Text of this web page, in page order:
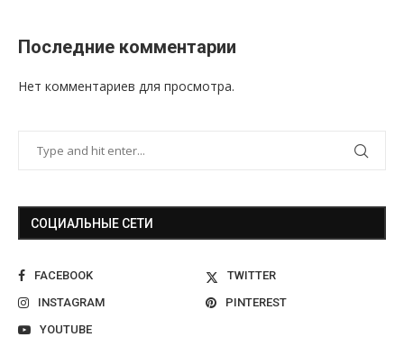
Последние комментарии
Нет комментариев для просмотра.
СОЦИАЛЬНЫЕ СЕТИ
FACEBOOK
TWITTER
INSTAGRAM
PINTEREST
YOUTUBE